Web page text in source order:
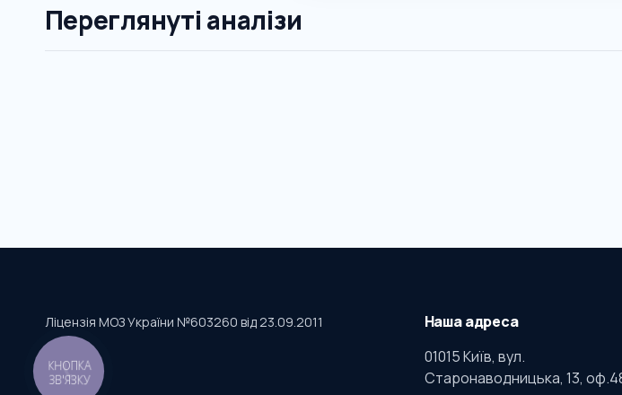
Переглянуті аналізи
Ліцензія МОЗ України №603260 від 23.09.2011
Наша адреса
01015 Київ, вул.
Старонаводницька, 13,
КНОПКА
ЗВ'ЯЗКУ